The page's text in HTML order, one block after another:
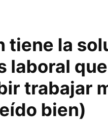
tiene la
laboral
trabajar
bien)